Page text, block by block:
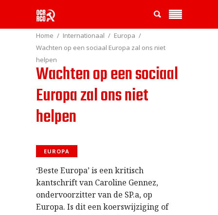
Home Internationaal
Europa
Wachten op een sociaal Europa zal ons niet
helpen
Wachten op een sociaal
Europa zal ons niet
helpen
EUROPA
‘Beste Europa’ is een kritisch
kantschrift van Caroline Gennez,
ondervoorzitter van de SP.a, op
Europa. Is dit een koerswijziging of